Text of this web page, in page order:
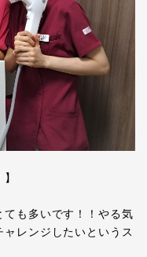
も多いです！！やる気
レンジしたいというス